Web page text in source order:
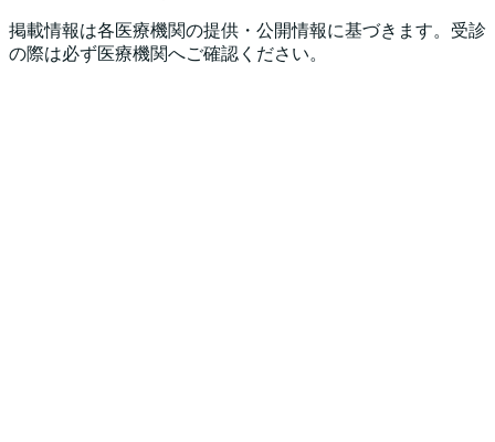
掲載情報は各医療機関の提供・公開情報に基づきます。受診
の際は必ず医療機関へご確認ください。